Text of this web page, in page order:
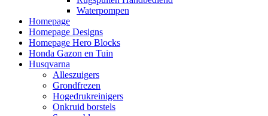
Waterpompen
Homepage
Homepage Designs
Homepage Hero Blocks
Honda Gazon en Tuin
Husqvarna
Alleszuigers
Grondfrezen
Hogedrukreinigers
Onkruid borstels